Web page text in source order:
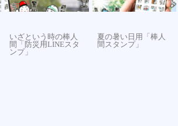
いざという時の棒人
間「防災用LINEスタ
ンプ」
夏の暑い日用「棒人
間スタンプ」